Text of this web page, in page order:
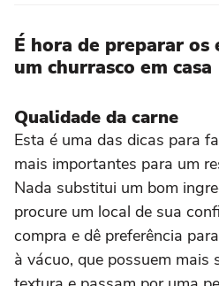
É hora de preparar os
um churrasco em casa
Qualidade da carne
Esta é uma das dicas para
mais importantes para um
Nada substitui um bom
procure um local de sua
compra e dê preferência
à vácuo, que possuem mais